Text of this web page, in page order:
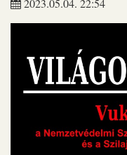
2023.05.04. 22:54